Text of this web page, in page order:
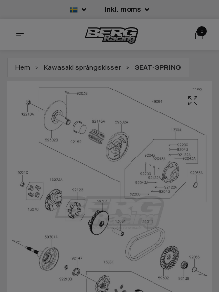
Inkl. moms
0
Hem Kawasaki sprängskisser SEAT-SPRING